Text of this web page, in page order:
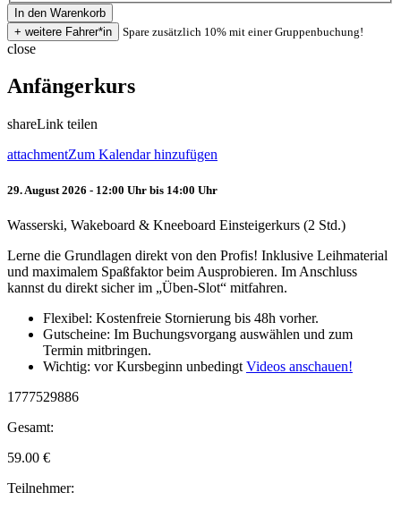
Spare zusätzlich 10% mit einer Gruppenbuchung!
close
Anfängerkurs
shareLink teilen
attachmentZum Kalendar hinzufügen
29. August 2026 - 12:00 Uhr bis 14:00 Uhr
Wasserski, Wakeboard & Kneeboard Einsteigerkurs (2 Std.)
Lerne die Grundlagen direkt von den Profis! Inklusive Leihmaterial
und maximalem Spaßfaktor beim Ausprobieren. Im Anschluss
kannst du direkt sicher im „Üben-Slot“ mitfahren.
Flexibel: Kostenfreie Stornierung bis 48h vorher.
Gutscheine: Im Buchungsvorgang auswählen und zum
Termin mitbringen.
Wichtig: vor Kursbeginn unbedingt Videos anschauen!
1777529886
Gesamt:
59.00 €
Teilnehmer: